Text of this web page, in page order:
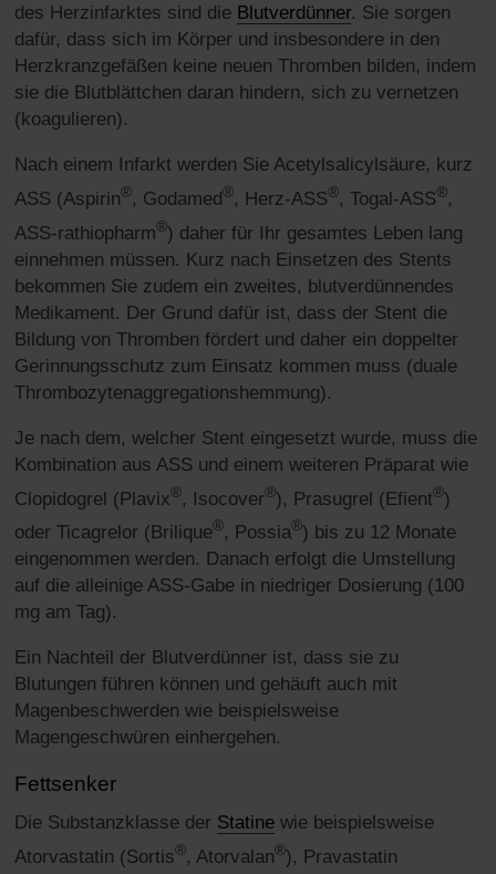
des Herzinfarktes sind die Blutverdünner. Sie sorgen
dafür, dass sich im Körper und insbesondere in den
Herzkranzgefäßen keine neuen Thromben bilden, indem
sie die Blutblättchen daran hindern, sich zu vernetzen
(koagulieren).
Nach einem Infarkt werden Sie Acetylsalicylsäure, kurz
ASS (Aspirin®, Godamed®, Herz-ASS®, Togal-ASS®,
ASS-rathiopharm®) daher für Ihr gesamtes Leben lang
einnehmen müssen. Kurz nach Einsetzen des Stents
bekommen Sie zudem ein zweites, blutverdünnendes
Medikament. Der Grund dafür ist, dass der Stent die
Bildung von Thromben fördert und daher ein doppelter
Gerinnungsschutz zum Einsatz kommen muss (duale
Thrombozytenaggregationshemmung).
Je nach dem, welcher Stent eingesetzt wurde, muss die
Kombination aus ASS und einem weiteren Präparat wie
Clopidogrel (Plavix®, Isocover®), Prasugrel (Efient®)
oder Ticagrelor (Brilique®, Possia®) bis zu 12 Monate
eingenommen werden. Danach erfolgt die Umstellung
auf die alleinige ASS-Gabe in niedriger Dosierung (100
mg am Tag).
Ein Nachteil der Blutverdünner ist, dass sie zu
Blutungen führen können und gehäuft auch mit
Magenbeschwerden wie beispielsweise
Magengeschwüren einhergehen.
Fettsenker
Die Substanzklasse der Statine wie beispielsweise
Atorvastatin (Sortis®, Atorvalan®), Pravastatin